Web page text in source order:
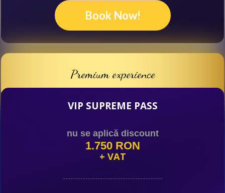
Book Now!
Premium experience
VIP SUPREME PASS
nu se aplică discount
1.750 RON
+ VAT